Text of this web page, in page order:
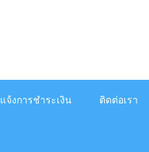
แจ้งการชำระเงิน ติดต่อเรา